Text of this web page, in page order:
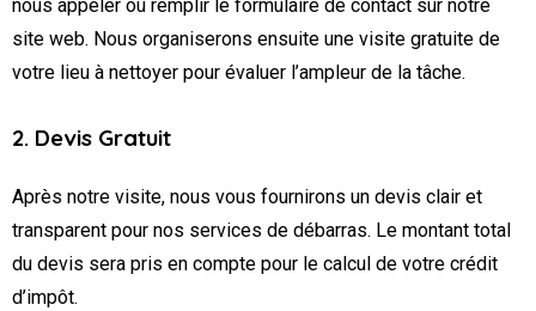
nous appeler ou remplir le formulaire de contact sur notre
site web. Nous organiserons ensuite une visite gratuite de
votre lieu à nettoyer pour évaluer l’ampleur de la tâche.
2. Devis Gratuit
Après notre visite, nous vous fournirons un devis clair et
transparent pour nos services de débarras. Le montant total
du devis sera pris en compte pour le calcul de votre crédit
d’impôt.